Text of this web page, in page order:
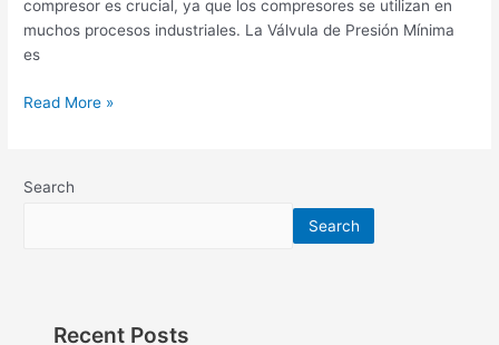
compresor es crucial, ya que los compresores se utilizan en
muchos procesos industriales. La Válvula de Presión Mínima
es
Read More »
Search
Search
Recent Posts